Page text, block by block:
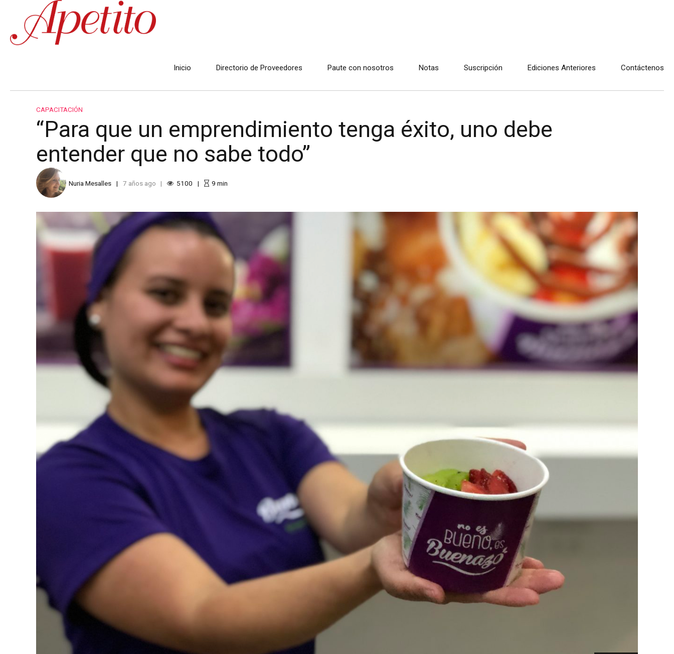
Inicio Directorio de Proveedores Paute con nosotros Notas Suscripción Ediciones Anteriores Contáctenos
CAPACITACIÓN
“Para que un emprendimiento tenga éxito, uno debe
entender que no sabe todo”
Nuria Mesalles 7 años ago 5100 9 min